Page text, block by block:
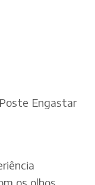
Engastar